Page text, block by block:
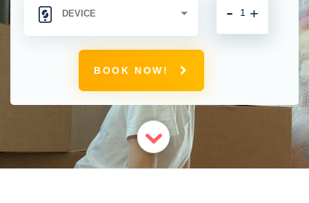
+
-
BOOK NOW!